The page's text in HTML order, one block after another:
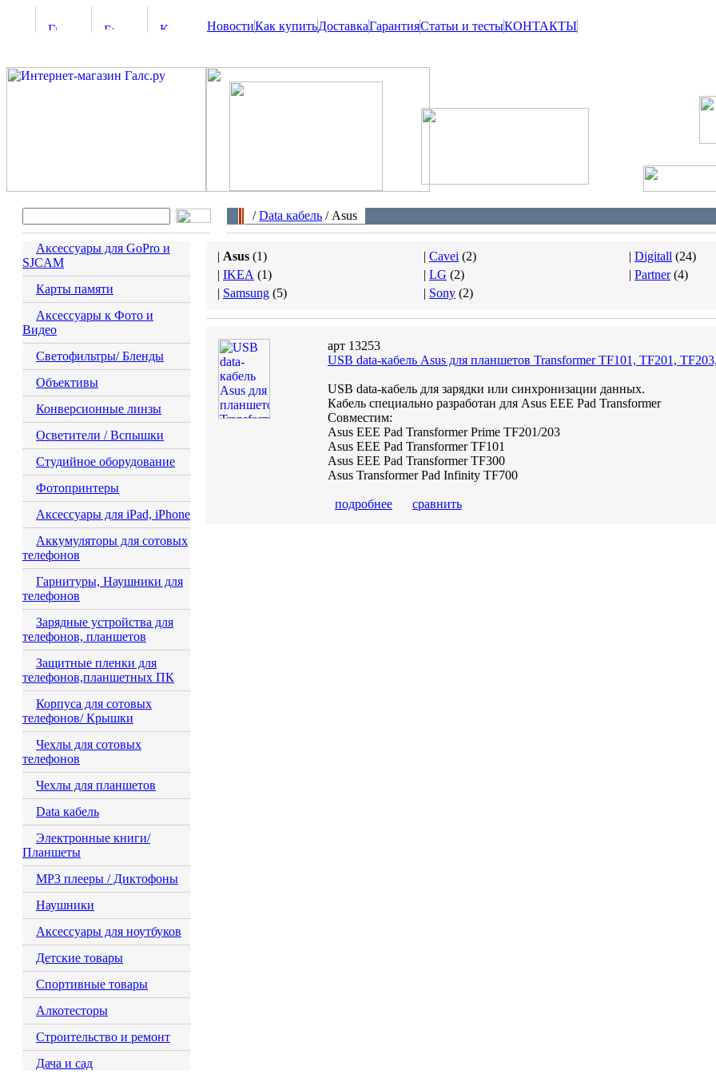
НовостиКак купитьДоставкаГарантияСтатьи и тестыКОНТАКТЫ
/Data кабель / Asus
Аксессуары для GoPro и
SJCAM
Карты памяти
Аксессуары к Фото и
Видео
Светофильтры/ Бленды
Объективы
Конверсионные линзы
Осветители / Вспышки
Студийное оборудование
Фотопринтеры
Аксессуары для iPad, iPhone
Аккумуляторы для сотовых
телефонов
Гарнитуры, Наушники для
телефонов
Зарядные устройства для
телефонов, планшетов
Защитные пленки для
телефонов,планшетных ПК
Корпуса для сотовых
телефонов/ Крышки
Чехлы для сотовых
телефонов
Чехлы для планшетов
Data кабель
Электронные книги/
Планшеты
MP3 плееры / Диктофоны
Наушники
Аксессуары для ноутбуков
Детские товары
Спортивные товары
Алкотесторы
Строительство и ремонт
Дача и сад
| Asus (1) | Cavei (2) | Digitall (24)
| IKEA (1) | LG (2) | Partner (4)
| Samsung (5) | Sony (2)
арт 13253
USB data-кабель Asus для планшетов Transformer TF101, TF201,
USB data-кабель для зарядки или синхронизации данных.
Кабель специально разработан для Asus EEE Pad Transformer
Совместим:
Asus EEE Pad Transformer Prime TF201/203
Asus EEE Pad Transformer TF101
Asus EEE Pad Transformer TF300
Asus Transformer Pad Infinity TF700
подробнее сравнить